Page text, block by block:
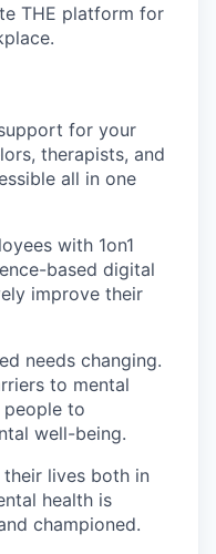
THE platform for
for your
therapists, and
all in one
with 1on1
based digital
improve their
needs changing.
to mental
to
well-being.
lives both in
health is
championed.